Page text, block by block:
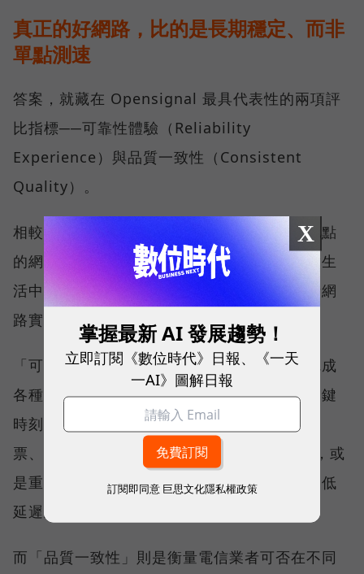
真正的好網路，比的是長期穩定、而非
單點測速
答案，就藏在 Opensignal 最具代表性的兩項評
比指標──可靠性體驗（Reliability
Experience）與品質一致性（Consistent
Quality）。
相較於傳統下載速度只反映單一時間、單一地點
的網路表現，這兩項指標更重視使用者在真實生
活中的整體體驗，因此也是最能反映電信業者網
路實力、最難取得的獎項。
「可靠性體驗」衡量的是使用者是否能順利完成
各種數位應用，因此，考驗的是網路服務在關鍵
時刻不中斷的能力。例如，搶購熱門演唱會門
票、秒殺限量商品、超商結帳掃描 QR Code，或
是重要的線上會議，都需要網路能即時回應、低
延遲且持續運作。
而「品質一致性」則是衡量電信業者可否在不同
X
掌握最新 AI 發展趨勢！
立即訂閱《數位時代》日報、《一天
一AI》圖解日報
訂閱即同意 巨思文化隱私權政策